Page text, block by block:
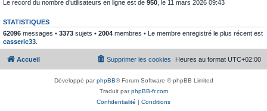
Le record du nombre d’utilisateurs en ligne est de 950 , le 11 mars 2026 09:43
STATISTIQUES
62096 messages • 3373 sujets • 2004 membres • Le membre enregistré le plus récent est
casseric33
Accueil Heures au format UTC+02:00
Supprimer les cookies
Développé parphpBB® Forum Software © phpBB Limited
Traduit parphpBB-fr.com
Confidentialité | Conditions